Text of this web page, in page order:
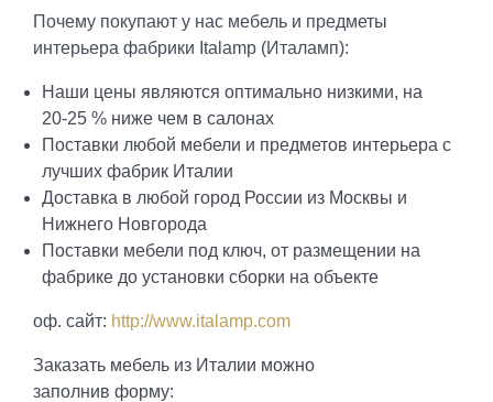
Почему покупают у нас мебель и предметы
интерьера фабрики Italamp (Италамп):
Наши цены являются оптимально низкими, на
20-25 % ниже чем в салонах
Поставки любой мебели и предметов интерьера с
лучших фабрик Италии
Доставка в любой город России из Москвы и
Нижнего Новгорода
Поставки мебели под ключ, от размещении на
фабрике до установки сборки на объекте
оф. сайт: http://www.italamp.com
Заказать мебель из Италии можно
заполнив форму: